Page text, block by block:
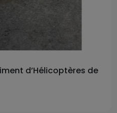
d’Hélicoptères de